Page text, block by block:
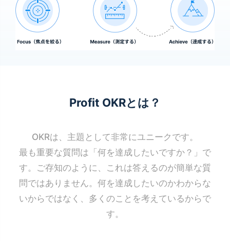
Profit OKRとは？
OKRは、主題として非常にユニークです。
最も重要な質問は「何を達成したいですか？」で
す。ご存知のように、これは答えるのが簡単な質
問ではありません。何を達成したいのかわからな
いからではなく、多くのことを考えているからで
す。